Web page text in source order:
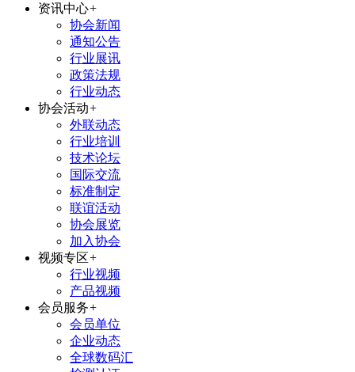
资讯中心+
协会新闻
通知公告
行业展讯
政策法规
行业动态
协会活动+
外联动态
行业培训
技术论坛
国际交流
标准制定
联谊活动
协会展览
加入协会
视频专区+
行业视频
产品视频
会员服务+
会员单位
企业动态
全球数码汇